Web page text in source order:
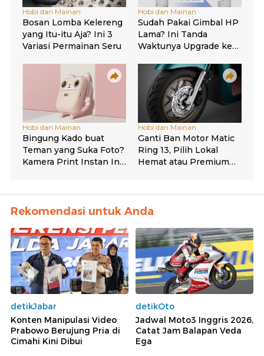
Rekomendasi untuk Anda
detikJabar
Konten Manipulasi Video
Prabowo Berujung Pria di
Cimahi Kini Dibui
detikOto
Jadwal Moto3 Inggris 2026,
Catat Jam Balapan Veda
Ega